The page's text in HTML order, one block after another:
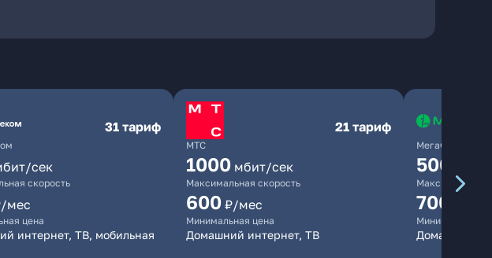
31 тариф
сек
скорость
мес
цена
интернет, ТВ, мобильная
МТС
21 тариф
1000 мбит/сек
Максимальная скорость
600 ₽/мес
Минимальная цена
Домашний интернет, ТВ
МегаФон
500
Максимальная
700
Минимальная
Домашний